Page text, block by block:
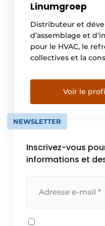
Linumgroep
Distributeur et
d’assemblage et
pour le HVAC, le
collectives et la
ainsi que
une valeur sûre sur
Linumgroep est
entreprises
dans sa
Voir le
NEWSLETTER
Inscrivez-vous
informations et